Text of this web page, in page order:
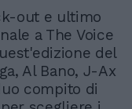
out e ultimo
a The Voice
del
Al Bano, J-Ax
compito di